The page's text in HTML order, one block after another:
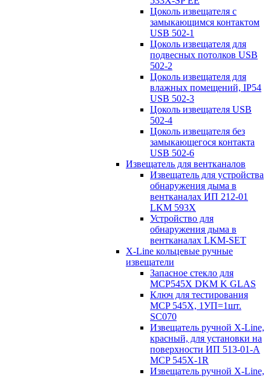
Цоколь извещателя с
замыкающимся контактом
USB 502-1
Цоколь извещателя для
подвесных потолков USB
502-2
Цоколь извещателя для
влажных помещений, IP54
USB 502-3
Цоколь извещателя USB
502-4
Цоколь извещателя без
замыкающегося контакта
USB 502-6
Извещатель для вентканалов
Извещатель для устройства
обнаружения дыма в
вентканалах ИП 212-01
LKM 593X
Устройство для
обнаружения дыма в
вентканалах LKM-SET
X-Line кольцевые ручные
извещатели
Запасное стекло для
MCP545Х DKM K GLAS
Ключ для тестирования
MCP 545X, 1УП=1шт.
SC070
Извещатель ручной X-Line,
красный, для установки на
поверхности ИП 513-01-A
MCP 545X-1R
Извещатель ручной X-Line,